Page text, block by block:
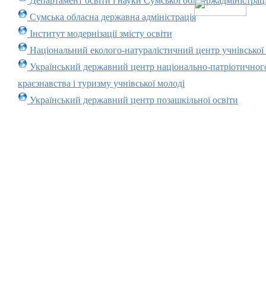
Сумська обласна державна адміністрація
Інститут модернізації змісту освіти
Національний еколого-натуралістичний центр учнівської
Український державний центр національно-
краєзнавства і туризму учнівської молоді
Український державний центр позашкільної освіти